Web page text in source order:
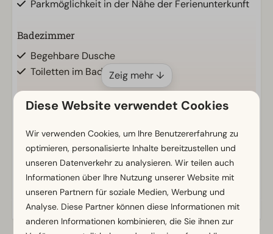
Parkmöglichkeit in der Nähe der Ferienunterkunft
Badezimmer
Begehbare Dusche
Toiletten im Badezimmer: 1
Außenbereich
Gartenmöbel
Küche
Kombi-Mikrowelle
Einbauküche
Induktionsherd
Zeig mehr ↓
Energielabel(s)
Diese Website verwendet Cookies
Wir verwenden Cookies, um Ihre Benutzererfahrung zu
optimieren, personalisierte Inhalte bereitzustellen und
unseren Datenverkehr zu analysieren. Wir teilen auch
Informationen über Ihre Nutzung unserer Website mit
unseren Partnern für soziale Medien, Werbung und
Analyse. Diese Partner können diese Informationen mit
anderen Informationen kombinieren, die Sie ihnen zur